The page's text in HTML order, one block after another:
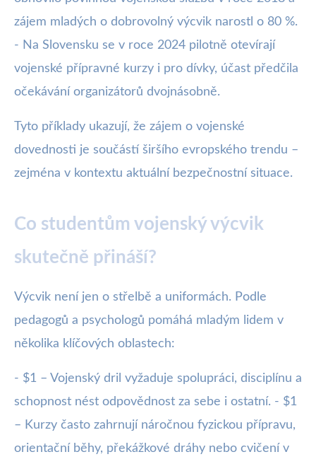
zájem mladých o dobrovolný výcvik narostl o 80 %.
- Na Slovensku se v roce 2024 pilotně otevírají
vojenské přípravné kurzy i pro dívky, účast předčila
očekávání organizátorů dvojnásobně.
Tyto příklady ukazují, že zájem o vojenské
dovednosti je součástí širšího evropského trendu –
zejména v kontextu aktuální bezpečnostní situace.
Co studentům vojenský výcvik
skutečně přináší?
Výcvik není jen o střelbě a uniformách. Podle
pedagogů a psychologů pomáhá mladým lidem v
několika klíčových oblastech:
- $1 – Vojenský dril vyžaduje spolupráci, disciplínu a
schopnost nést odpovědnost za sebe i ostatní. - $1
– Kurzy často zahrnují náročnou fyzickou přípravu,
orientační běhy, překážkové dráhy nebo cvičení v